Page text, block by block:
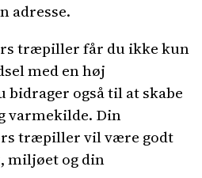
adresse.
træpiller får du ikke kun
med en høj
også til at skabe
varmekilde. Din
træpiller vil være godt
miljøet og din